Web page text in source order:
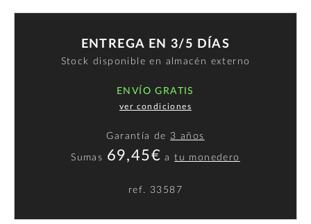
ENTREGA EN 3/5 DÍAS
Stock disponible en almacén externo
ENVÍO GRATIS
ver condiciones
Garantía de 3 años
Sumas 69,45€ atu monedero
ref. 33587